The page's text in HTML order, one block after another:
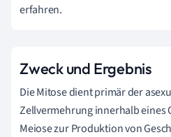
erfahren.
Zweck und Ergebnis
Die Mitose dient primär der
Zellvermehrung innerhalb eines
Meiose zur Produktion von